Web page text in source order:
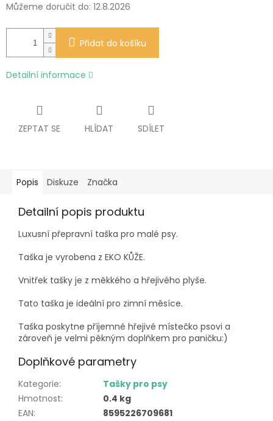
Můžeme doručit do: 12.8.2026
Přidat do košíku
Detailní informace
ZEPTAT SE HLÍDAT SDÍLET
Popis Diskuze Značka
Detailní popis produktu
Luxusní přepravní taška pro malé psy.
Taška je vyrobena z EKO KŮŽE.
Vnitřek tašky je z měkkého a hřejivého plyše.
Tato taška je ideální pro zimní měsíce.
Taška poskytne příjemné hřejivé místečko psovi a
zároveň je velmi pěkným doplňkem pro paničku:)
Doplňkové parametry
Kategorie:
Tašky pro psy
Hmotnost:
0.4 kg
EAN:
8595226709681